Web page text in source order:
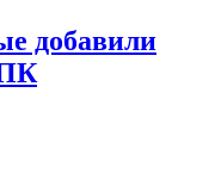
добавили